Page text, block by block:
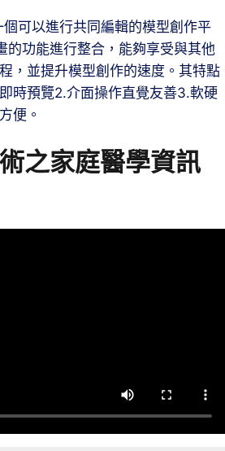
可以進行共同編輯的模型創作平
的功能進行整合，能夠享受與其他
，並提升模型創作的速度。其特點
時預覽2.介面操作直覺友善3.軟硬
便。
之家庭醫學資訊